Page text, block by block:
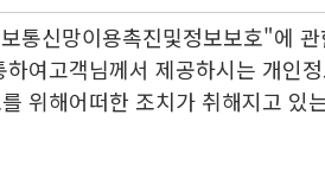
레터 관련 제반 서비스를 의미합
약관에 따라 "회사"와 이용계약
말합니다.
이용을 위하여 "회원"이 정하고
통신망이용촉진및정보보호"에
여고객님께서 제공하시는 개인
위해어떠한 조치가 취해지고 있